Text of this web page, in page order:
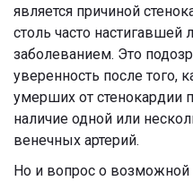
является причиной
столь часто
заболеванием. Это
уверенность после того,
умерших от стенокардии
наличие одной или
венечных артерий.
Но и вопрос о